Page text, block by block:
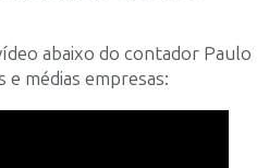
abaixo do contador Paulo
médias empresas: